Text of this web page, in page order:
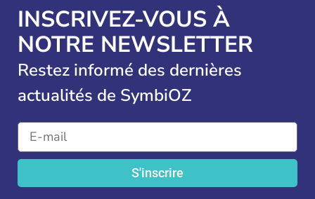
INSCRIVEZ-VOUS À
NOTRE NEWSLETTER
Restez informé des dernières
actualités de SymbiOZ
S'inscrire